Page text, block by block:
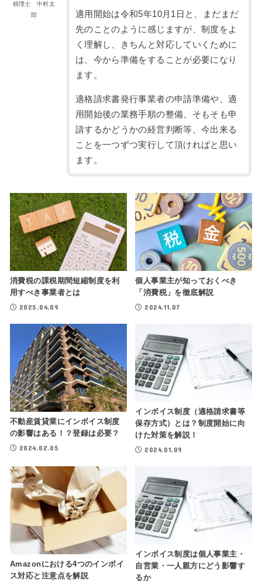
税理士 中村太
郎
適用開始は令和5年10月1日と、まだまだ
先のことのように感じますが、制度をよ
く理解し、きちんと対応していくために
は、今から準備をすることが必要になり
ます。
適格請求書発行事業者の申請準備や、適
用開始後の業務手順の整備、そもそも申
請するかどうかの経営判断等、今出来る
ことを一つずつ実行して頂ければと思い
ます。
消費税の課税期間短縮制度を利
用すべき事業者とは
2025.04.09
個人事業主が知っておくべき
「消費税」を徹底解説
2024.11.07
不動産賃貸業にインボイス制度
の影響はある！？登録は必要？
2024.02.05
インボイス制度（適格請求書等
保存方式）とは？制度開始に向
けた対策を解説！
2024.01.09
Amazonにおける4つのインボイ
ス対応と注意点を解説
インボイス制度は個人事業主・
自営業・一人親方にどう影響す
るか